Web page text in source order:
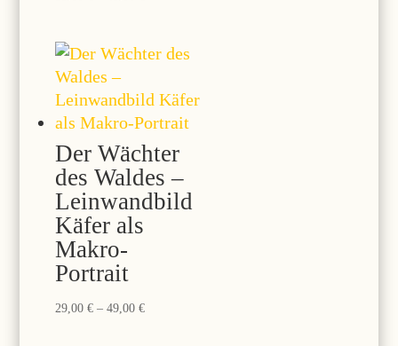
49,00 €
Der Wächter
des Waldes –
Leinwandbild
Käfer als
Makro-
Portrait
29,00€ –49,00€Preisspanne: